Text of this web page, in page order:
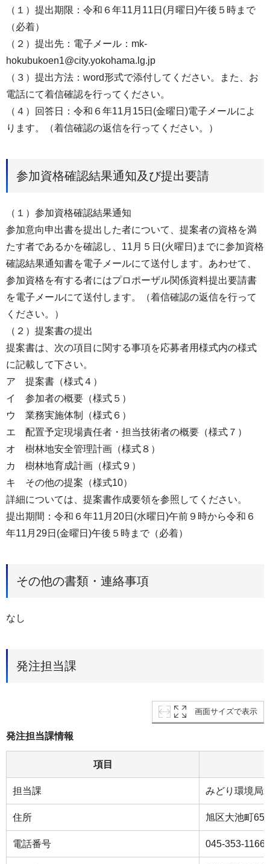
（１）提出期限：令和６年11月11日(月曜日)午後５時まで
（必着）
（２）提出先：電子メール：mk-
hokubukoen1@city.yokohama.lg.jp
（３）提出方法：word形式で添付してください。また、お
電話にて着信確認を行ってください。
（４）回答日：令和６年11月15日(金曜日)電子メールによ
ります。（着信確認の返信を行ってください。）
参加資格確認結果通知及び提出要請
（１）参加資格確認結果通知
参加意向申出書を提出した者について、提案者の資格を満
たす者であるかを確認し、11月５日(火曜日)までに参加資格
確認結果通知書を電子メールにて送付します。あわせて、
参加資格を有する者にはプロポーザル関係資料提出要請書
を電子メールにて送付します。（着信確認の返信を行って
ください。）
（２）提案書の提出
提案書は、次の項目に関する事項を応募者用様式内の様式
に記載して下さい。
ア 提案書（様式４）
イ 参加者の概要（様式５）
ウ 業務実施体制（様式６）
エ 配置予定現場責任者・担当技術者の概要（様式７）
オ 樹林地安全管理計画（様式８）
カ 樹林地育成計画（様式９）
キ その他の提案（様式10）
詳細については、提案書作成要領を参照してください。
提出期間：令和６年11月20日(水曜日)午前９時から令和６
年11月29日(金曜日)午後５時まで（必着）
その他の書類・連絡事項
なし
発注担当課
画面サイズで表示
発注担当課情報
項目
担当課 みどり環境局
住所 旭区大池町
電話番号 045-353-1166